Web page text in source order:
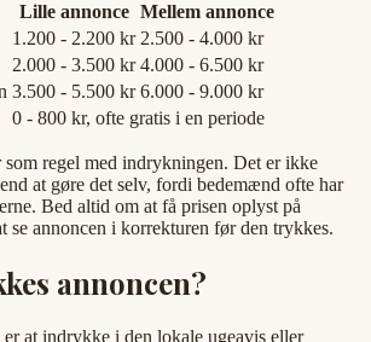
Lille annonce Mellem annonce
1.200 - 2.200 kr 2.500 - 4.000 kr
2.000 - 3.500 kr 4.000 - 6.500 kr
3.500 - 5.500 kr 6.000 - 9.000 kr
0 - 800 kr, ofte gratis i en periode
regel med indrykningen. Det er ikke
at gøre det selv, fordi bedemænd ofte har
Bed altid om at få prisen oplyst på
se annoncen i korrekturen før den trykkes.
annoncen?
at indrykke i den lokale ugeavis eller